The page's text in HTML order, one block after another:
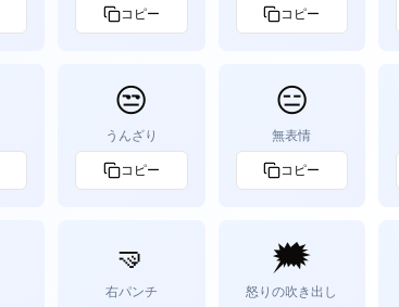
コピー コピー
😒
うんざり
コピー
😑
無表情
コピー
🤜
右パンチ
🗯️
怒りの吹き出し